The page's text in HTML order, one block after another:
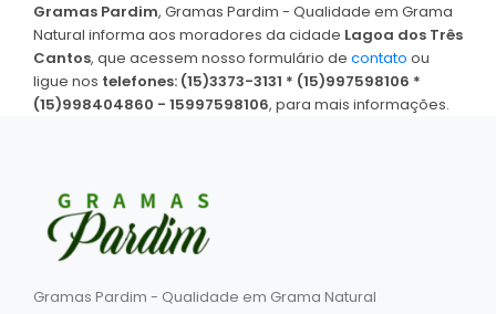
Gramas Pardim, Gramas Pardim - Qualidade em Grama
Natural informa aos moradores da cidade Lagoa dos Três
Cantos, que acessem nosso formulário de contato ou
ligue nos telefones: (15)3373-3131 * (15)997598106 *
(15)998404860 - 15997598106, para mais informações.
Gramas Pardim - Qualidade em Grama Natural